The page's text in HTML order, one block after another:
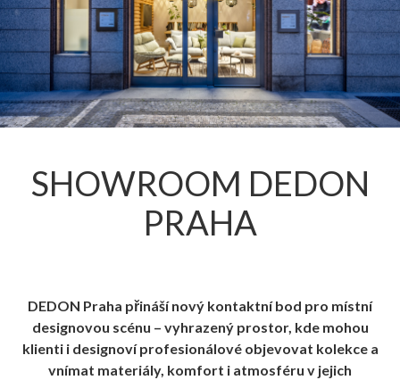
SHOWROOM DEDON
PRAHA
DEDON Praha přináší nový kontaktní bod pro místní
designovou scénu – vyhrazený prostor, kde mohou
klienti i designoví profesionálové objevovat kolekce a
vnímat materiály, komfort i atmosféru v jejich